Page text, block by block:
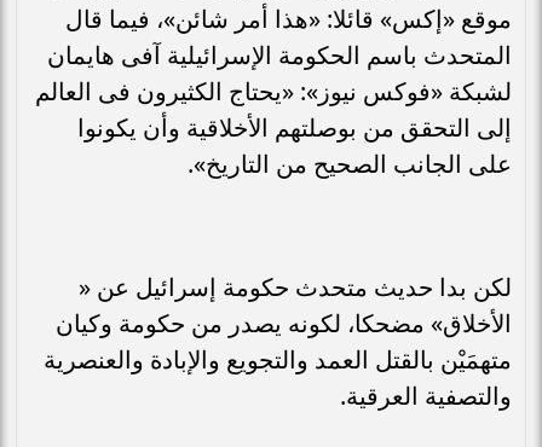
موقع «إكس» قائلا: «هذا أمر شائن»، فيما قال
المتحدث باسم الحكومة الإسرائيلية آفى هايمان
لشبكة «فوكس نيوز»: «يحتاج الكثيرون فى العالم
إلى التحقق من بوصلتهم الأخلاقية وأن يكونوا
على الجانب الصحيح من التاريخ».
لكن بدا حديث متحدث حكومة إسرائيل عن «
الأخلاق» مضحكا، لكونه يصدر من حكومة وكيان
متهمَيْن بالقتل العمد والتجويع والإبادة والعنصرية
والتصفية العرقية.